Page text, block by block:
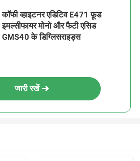
कॉफी व्हाइटनर एडिटिव E471 फ़ूड
इमल्सीफायर मोनो और फैटी एसिड
GMS40 के डिग्लिसराइड्स
जारी रखें